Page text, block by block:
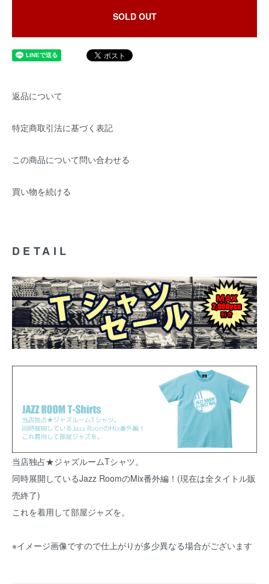
SOLD OUT
返品について
特定商取引法に基づく表記
この商品について問い合わせる
買い物を続ける
DETAIL
当店独占★ジャズルームTシャツ。
同時展開しているJazz RoomのMix番外編！(現在は全タイトル販
売終了)
これを着用して部屋ジャズを。
※イメージ画像ですので仕上がりが多少異なる場合がございます